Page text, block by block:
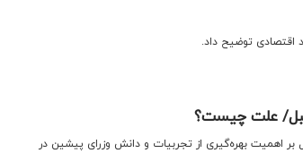
اقتصادی توضیح داد.
قبل/ علت چیست؟
بر اهمیت بهره‌گیری از تجربیات و دانش وزرای پیشین در